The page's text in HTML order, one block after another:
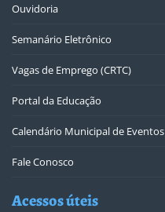
Ouvidoria
Semanário Eletrônico
Vagas de Emprego (CRTC)
Portal da Educação
Calendário Municipal de Eventos
Fale Conosco
Acessos úteis